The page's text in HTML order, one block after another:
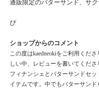
通販限定のバターサンド、サ
ぴ
ショップからのコメント
この度はkaedneokiをご利用くだ
しい中、レビューを書いてくださ
フィナンシェとバターサンドセ
イテムです。中でもバターサン